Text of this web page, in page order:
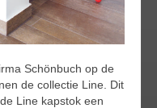
Schönbuch op de
de collectie Line. Dit
Line kapstok een